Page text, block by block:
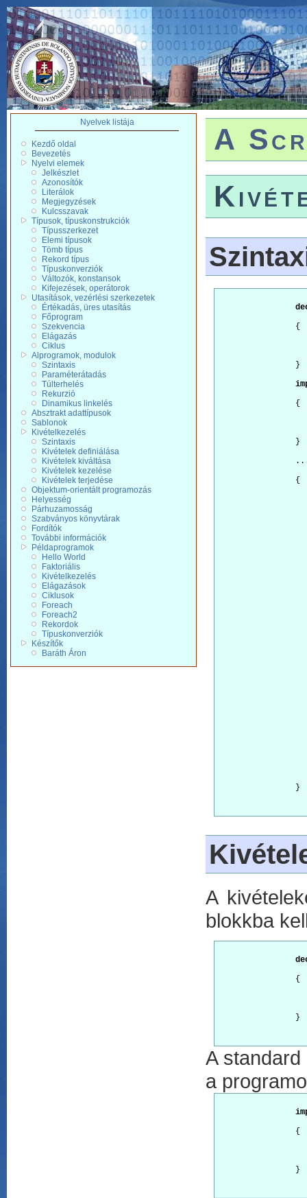
Nyelvek listája
Kezdő oldal
Bevezetés
Nyelvi elemek
Jelkészlet
Azonosítók
Literálok
Megjegyzések
Kulcsszavak
Típusok, típuskonstrukciók
Típusszerkezet
Elemi típusok
Tömb típus
Rekord típus
Típuskonverziók
Változók, konstansok
Kifejezések, operátorok
Utasítások, vezérlési szerkezetek
Értékadás, üres utasítás
Főprogram
Szekvencia
Elágazás
Ciklus
Alprogramok, modulok
Szintaxis
Paraméterátadás
Túlterhelés
Rekurzió
Dinamikus linkelés
Absztrakt adattípusok
Sablonok
Kivételkezelés
Szintaxis
Kivételek definiálása
Kivételek kiváltása
Kivételek kezelése
Kivételek terjedése
Objektum-orientált programozás
Helyesség
Párhuzamosság
Szabványos könyvtárak
Fordítók
További információk
Példaprogramok
Hello World
Faktoriális
Kivételkezelés
Elágazások
Ciklusok
Foreach
Foreach2
Rekordok
Típuskonverziók
Készítők
Baráth Áron
A
		{
		}
		{
		}
		{
		}
A
blokkba
		{
		}
A
a
		{
		}